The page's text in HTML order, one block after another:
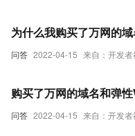
问答 2022-04-15 来自：开发者
为什么我购买了万网的
问答 2022-04-15 来自：开发者
购买了万网的域名和弹